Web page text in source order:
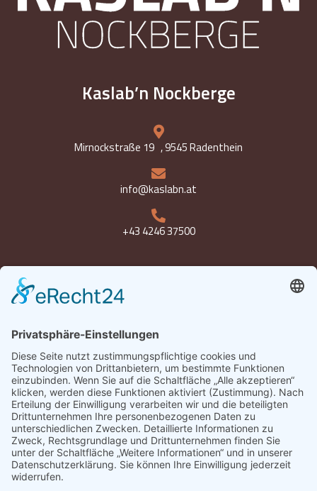
Kaslab’n Nockberge
Mirnockstraße 19 , 9545 Radenthein
info@kaslabn.at
+43 4246 37500
Öffnungszeiten
Montag bis Freitag 8-18 Uhr
Samstag 8-12:30 Uhr
Datenschutz